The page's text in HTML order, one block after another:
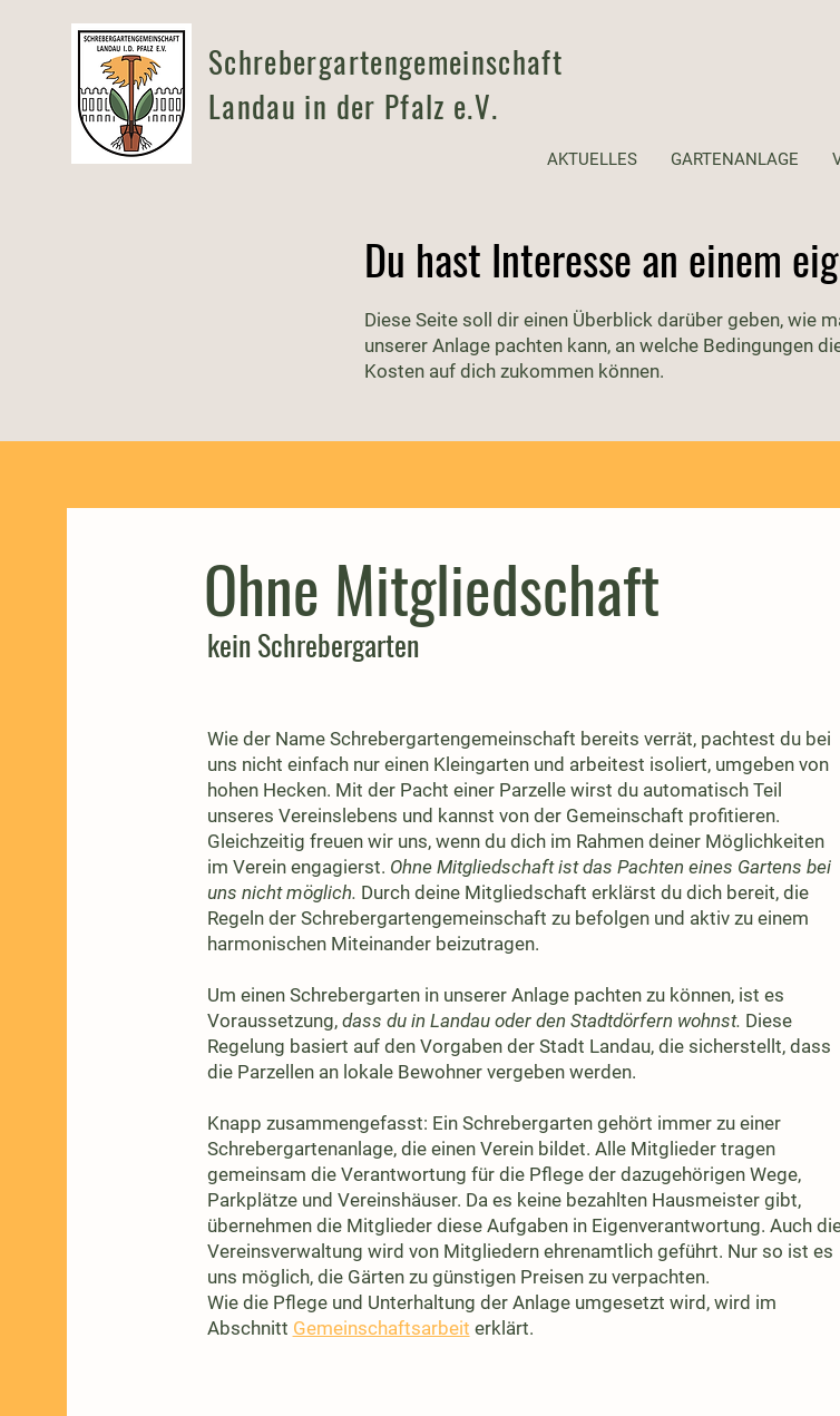
Schrebergartengemeinschaft
Landau in der Pfalz e.V.
AKTUELLES GARTENANLAGE
Du hast Interesse an einem
​Diese Seite soll dir einen Überblick darüber geben, wie
unserer Anlage pachten kann, an welche Bedingungen
Kosten auf dich zukommen können.
Ohne Mitgliedschaft
kein Schrebergarten
Wie der Name Schrebergartengemeinschaft bereits verrät, pachtest du bei
uns nicht einfach nur einen Kleingarten und arbeitest isoliert, umgeben von
hohen Hecken. Mit der Pacht einer Parzelle wirst du automatisch Teil
unseres Vereinslebens und kannst von der Gemeinschaft profitieren.
Gleichzeitig freuen wir uns, wenn du dich im Rahmen deiner Möglichkeiten
im Verein engagierst. Ohne Mitgliedschaft ist das Pachten eines Gartens bei
uns nicht möglich. Durch deine Mitgliedschaft erklärst du dich bereit, die
Regeln der Schrebergartengemeinschaft zu befolgen und aktiv zu einem
harmonischen Miteinander beizutragen.
Um einen Schrebergarten in unserer Anlage pachten zu können, ist es
Voraussetzung, dass du in Landau oder den Stadtdörfern wohnst. Diese
Regelung basiert auf den Vorgaben der Stadt Landau, die sicherstellt, dass
die Parzellen an lokale Bewohner vergeben werden.
Knapp zusammengefasst: Ein Schrebergarten gehört immer zu einer
Schrebergartenanlage, die einen Verein bildet. Alle Mitglieder tragen
gemeinsam die Verantwortung für die Pflege der dazugehörigen Wege,
Parkplätze und Vereinshäuser. Da es keine bezahlten Hausmeister gibt,
übernehmen die Mitglieder diese Aufgaben in Eigenverantwortung. Auch
Vereinsverwaltung wird von Mitgliedern ehrenamtlich geführt. Nur so ist es
uns möglich, die Gärten zu günstigen Preisen zu verpachten.
Wie die Pflege und Unterhaltung der Anlage umgesetzt wird, wird im
Abschnitt Gemeinschaftsarbeit erklärt.